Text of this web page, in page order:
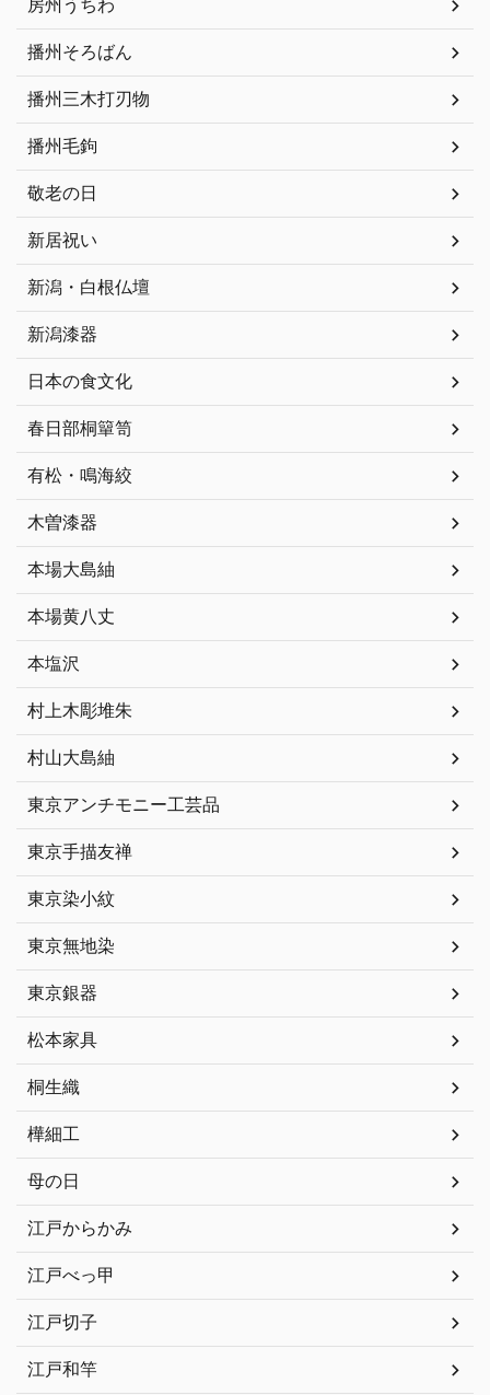
房州うちわ
播州そろばん
播州三木打刃物
播州毛鉤
敬老の日
新居祝い
新潟・白根仏壇
新潟漆器
日本の食文化
春日部桐簞笥
有松・鳴海絞
木曽漆器
本場大島紬
本場黄八丈
本塩沢
村上木彫堆朱
村山大島紬
東京アンチモニー工芸品
東京手描友禅
東京染小紋
東京無地染
東京銀器
松本家具
桐生織
樺細工
母の日
江戸からかみ
江戸べっ甲
江戸切子
江戸和竿